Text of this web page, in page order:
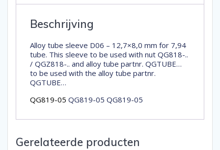
Beschrijving
Alloy tube sleeve D06 – 12,7×8,0 mm for 7,94
tube. This sleeve to be used with nut QG818-..
/ QGZ818-.. and alloy tube partnr. QGTUBE…
to be used with the alloy tube partnr.
QGTUBE…
QG819-05 QG819-05 QG819-05
Gerelateerde producten